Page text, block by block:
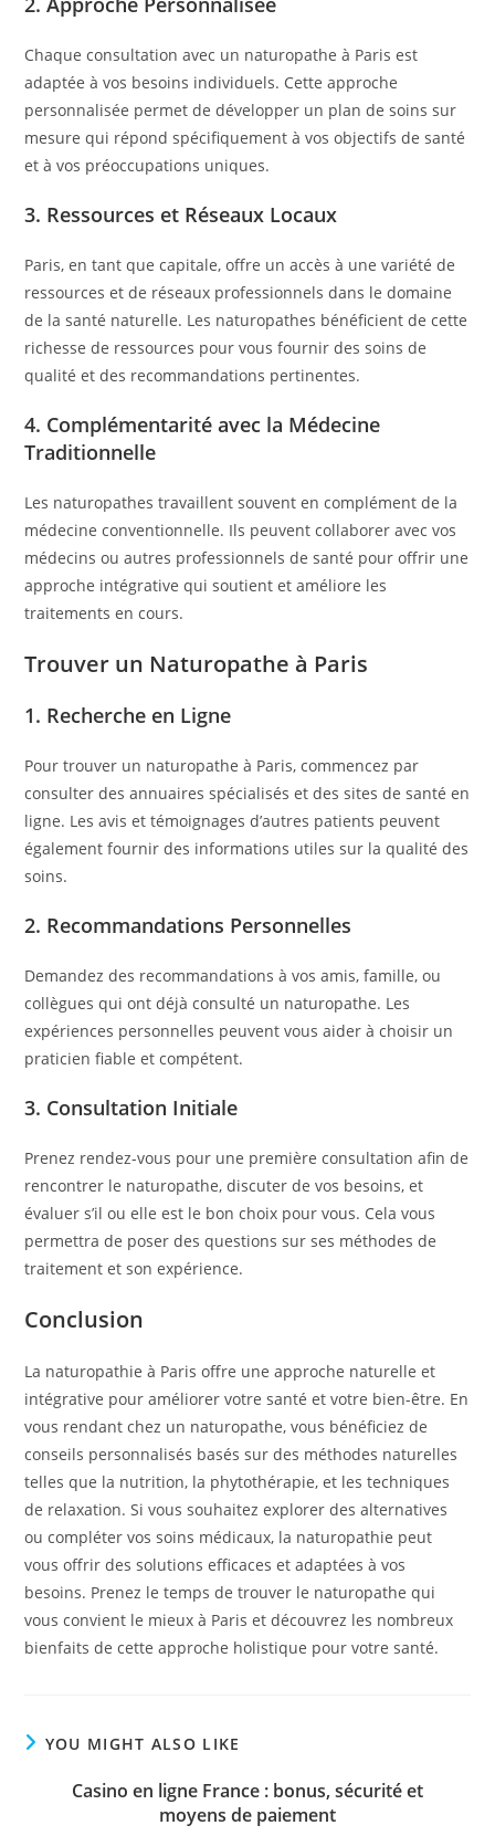
Chaque consultation avec un naturopathe à Paris est
adaptée à vos besoins individuels. Cette approche
personnalisée permet de développer un plan de soins sur
mesure qui répond spécifiquement à vos objectifs de santé
et à vos préoccupations uniques.
3. Ressources et Réseaux Locaux
Paris, en tant que capitale, offre un accès à une variété de
ressources et de réseaux professionnels dans le domaine
de la santé naturelle. Les naturopathes bénéficient de cette
richesse de ressources pour vous fournir des soins de
qualité et des recommandations pertinentes.
4. Complémentarité avec la Médecine
Traditionnelle
Les naturopathes travaillent souvent en complément de la
médecine conventionnelle. Ils peuvent collaborer avec vos
médecins ou autres professionnels de santé pour offrir une
approche intégrative qui soutient et améliore les
traitements en cours.
Trouver un Naturopathe à Paris
1. Recherche en Ligne
Pour trouver un naturopathe à Paris, commencez par
consulter des annuaires spécialisés et des sites de santé en
ligne. Les avis et témoignages d’autres patients peuvent
également fournir des informations utiles sur la qualité des
soins.
2. Recommandations Personnelles
Demandez des recommandations à vos amis, famille, ou
collègues qui ont déjà consulté un naturopathe. Les
expériences personnelles peuvent vous aider à choisir un
praticien fiable et compétent.
3. Consultation Initiale
Prenez rendez-vous pour une première consultation afin de
rencontrer le naturopathe, discuter de vos besoins, et
évaluer s’il ou elle est le bon choix pour vous. Cela vous
permettra de poser des questions sur ses méthodes de
traitement et son expérience.
Conclusion
La naturopathie à Paris offre une approche naturelle et
intégrative pour améliorer votre santé et votre bien-être. En
vous rendant chez un naturopathe, vous bénéficiez de
conseils personnalisés basés sur des méthodes naturelles
telles que la nutrition, la phytothérapie, et les techniques
de relaxation. Si vous souhaitez explorer des alternatives
ou compléter vos soins médicaux, la naturopathie peut
vous offrir des solutions efficaces et adaptées à vos
besoins. Prenez le temps de trouver le naturopathe qui
vous convient le mieux à Paris et découvrez les nombreux
bienfaits de cette approche holistique pour votre santé.
YOU MIGHT ALSO LIKE
Casino en ligne France : bonus, sécurité et
moyens de paiement